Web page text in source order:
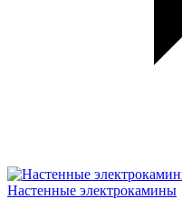
Настенные электрокамины